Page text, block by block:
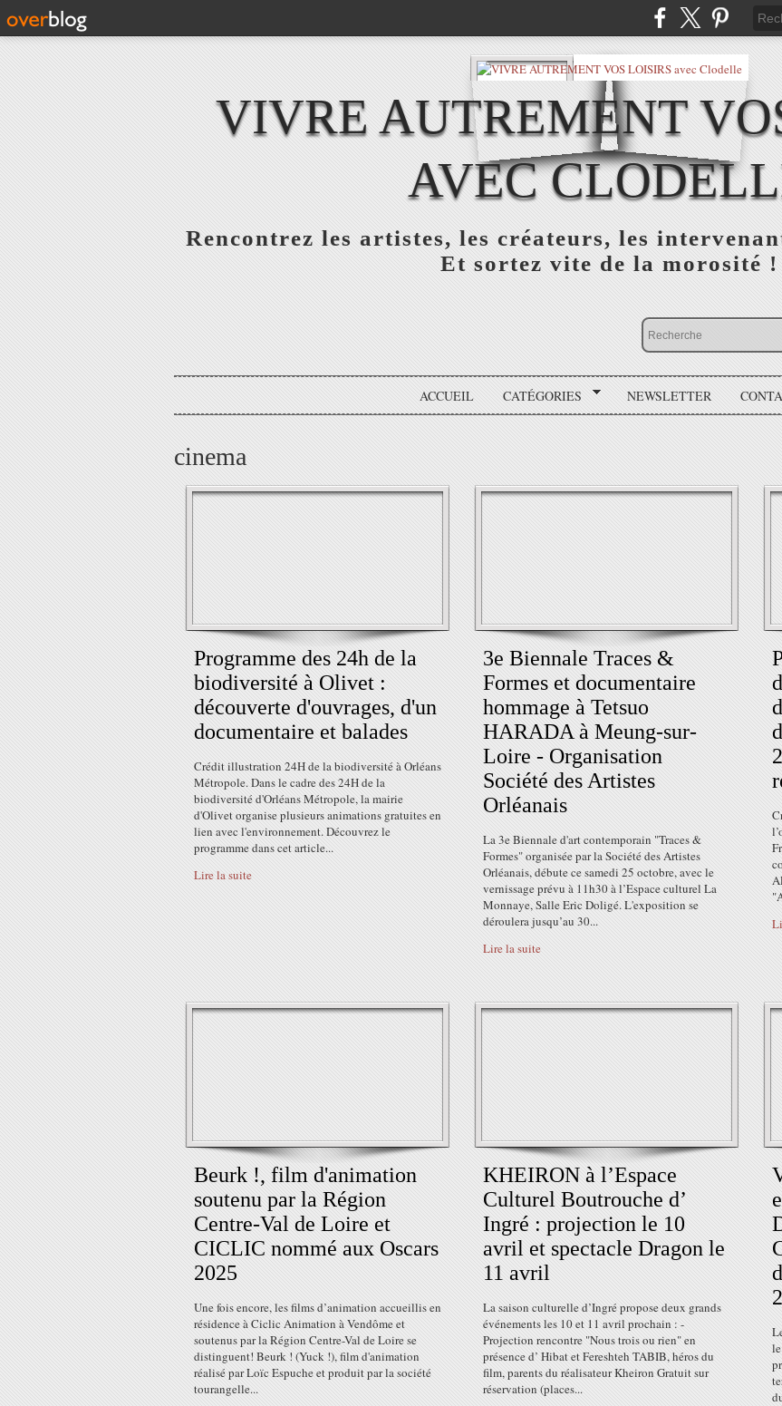
VIVRE AUTREMENT
AVEC
Rencontrez les artistes, les créateurs, les
Et sortez vite de la morosité !
ACCUEIL CATÉGORIES NEWSLETTER
cinema
Programme des 24h de la
biodiversité à Olivet :
découverte d'ouvrages, d'un
documentaire et balades
Crédit illustration 24H de la biodiversité à Orléans
Métropole. Dans le cadre des 24H de la
biodiversité d'Orléans Métropole, la mairie
d'Olivet organise plusieurs animations gratuites en
lien avec l'environnement. Découvrez le
programme dans cet article...
Lire la suite
3e Biennale Traces &
Formes et documentaire
hommage à Tetsuo
HARADA à Meung-sur-
Loire - Organisation
Société des Artistes
Orléanais
La 3e Biennale d'art contemporain "Traces &
Formes" organisée par la Société des Artistes
Orléanais, débute ce samedi 25 octobre, avec le
vernissage prévu à 11h30 à l’Espace culturel La
Monnaye, Salle Eric Doligé. L'exposition se
déroulera jusqu’au 30...
Lire la suite
Beurk !, film d'animation
soutenu par la Région
Centre-Val de Loire et
CICLIC nommé aux Oscars
2025
Une fois encore, les films d’animation accueillis en
résidence à Ciclic Animation à Vendôme et
soutenus par la Région Centre-Val de Loire se
distinguent! Beurk ! (Yuck !), film d'animation
réalisé par Loïc Espuche et produit par la société
tourangelle...
KHEIRON à l’Espace
Culturel Boutrouche d’
Ingré : projection le 10
avril et spectacle Dragon le
11 avril
La saison culturelle d’Ingré propose deux grands
événements les 10 et 11 avril prochain : -
Projection rencontre "Nous trois ou rien" en
présence d’ Hibat et Fereshteh TABIB, héros du
film, parents du réalisateur Kheiron Gratuit sur
réservation (places...